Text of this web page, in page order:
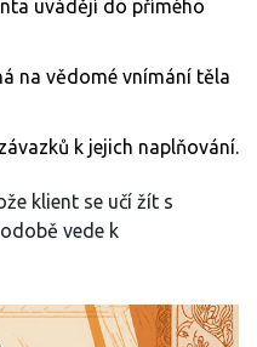
uvádějí do přímého
na vědomé vnímání těla
k jejich naplňování.
klient se učí žít s
vede k